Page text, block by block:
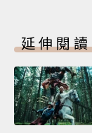
延伸閱讀